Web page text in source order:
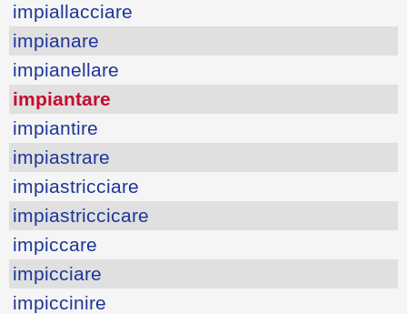
impiallacciare
impianare
impianellare
impiantare
impiantire
impiastrare
impiastricciare
impiastriccicare
impiccare
impicciare
impiccinire